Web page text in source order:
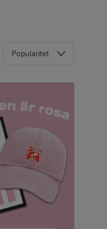
Popularitet